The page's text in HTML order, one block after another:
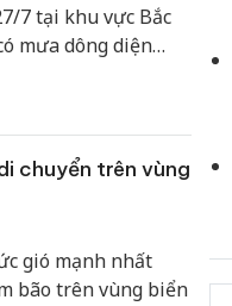
7 tại khu vực Bắc
mưa dông diện
chuyển trên vùng
gió mạnh nhất
bão trên vùng biển